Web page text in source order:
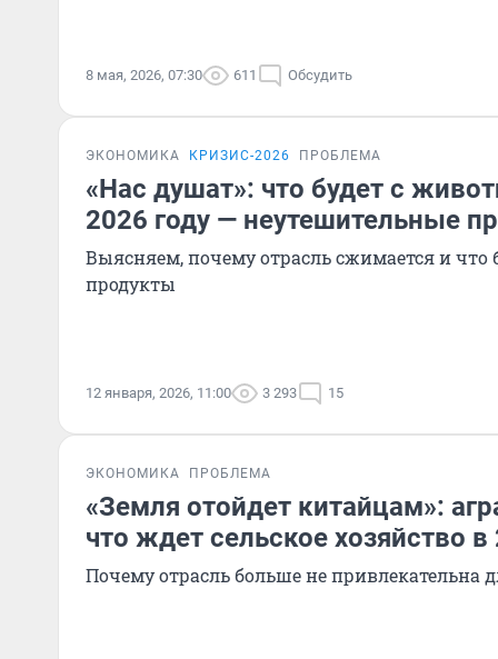
8 мая, 2026, 07:30 611 Обсудить
ЭКОНОМИКА КРИЗИС-2026 ПРОБЛЕМА
«Нас душат»: что будет с
2026 году — неутешительные
Выясняем, почему отрасль сжимается и что
продукты
12 января, 2026, 11:00 3 293 15
ЭКОНОМИКА ПРОБЛЕМА
«Земля отойдет китайцам»:
что ждет сельское хозяйство в
Почему отрасль больше не привлекательна